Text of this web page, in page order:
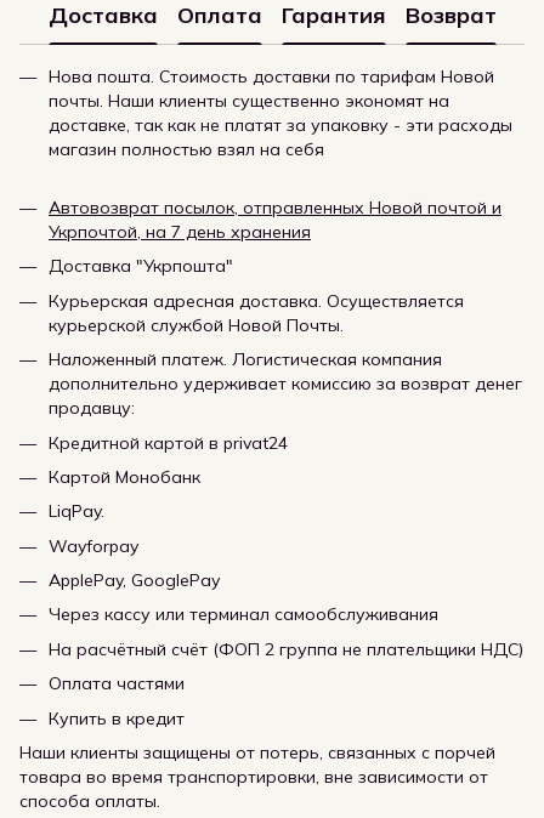
Доставка Оплата Гарантия Возврат
Нова пошта. Стоимость доставки по тарифам Новой
почты. Наши клиенты существенно экономят на
доставке, так как не платят за упаковку - эти расходы
магазин полностью взял на себя
Автовозврат посылок, отправленных Новой почтой и
Укрпочтой, на 7 день хранения
Доставка "Укрпошта"
Курьерская адресная доставка. Осуществляется
курьерской службой Новой Почты.
Наложенный платеж. Логистическая компания
дополнительно удерживает комиссию за возврат денег
продавцу:
Кредитной картой в privat24
Картой Монобанк
LiqPay.
Wayforpay
ApplePay, GooglePay
Через кассу или терминал самообслуживания
На расчётный счёт (ФОП 2 группа не плательщики НДС)
Оплата частями
Купить в кредит
Наши клиенты защищены от потерь, связанных с порчей
товара во время транспортировки, вне зависимости от
способа оплаты.